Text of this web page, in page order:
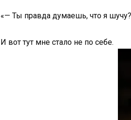
«— Ты правда думаешь, что я
И вот тут мне стало не по себе.